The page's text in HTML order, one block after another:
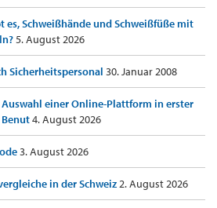
Schweißhände und Schweißfüße mit
5. August 2026
Sicherheitspersonal 30. Januar 2008
einer Online-Plattform in erster
4. August 2026
3. August 2026
in der Schweiz2. August 2026